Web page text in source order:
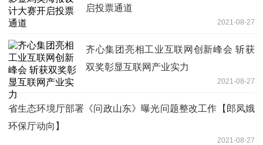
启投票通道
2021-08-27
齐心集团亮相工业互联网创新峰会 斩获
双奖彰显互联网产业实力
2021-08-27
省生态环境厅部署《问政山东》曝光问题整改工作【郎凤娥
环保厅动向】
2021-08-27